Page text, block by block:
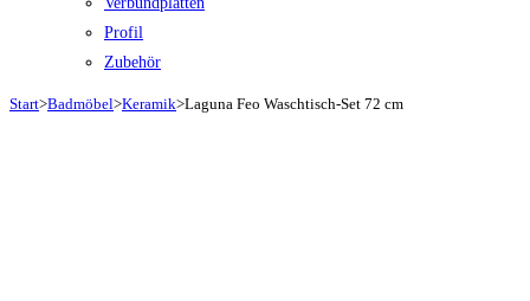
Profil
Zubehör
Start>Badmöbel>Keramik>Laguna Feo Waschtisch-Set 72 cm